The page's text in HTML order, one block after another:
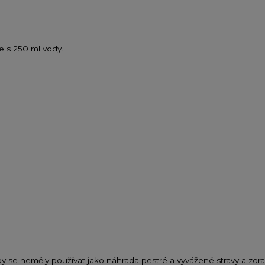
s 250 ml vody.
neměly používat jako náhrada pestré a vyvážené stravy a